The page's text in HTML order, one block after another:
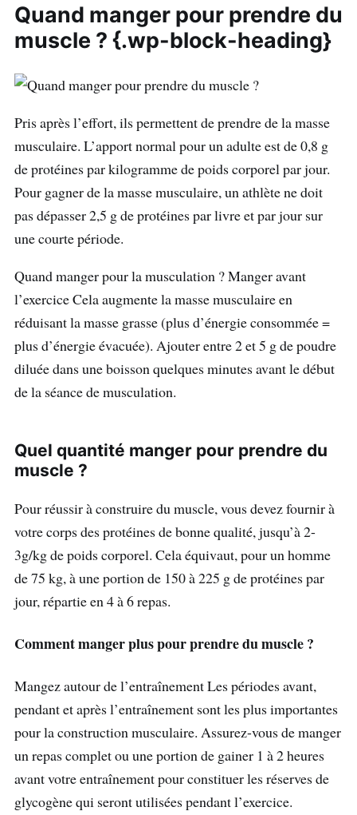
Quand manger pour prendre du
muscle ? {.wp-block-heading}
Pris après l’effort, ils permettent de prendre de la masse
musculaire. L’apport normal pour un adulte est de 0,8 g
de protéines par kilogramme de poids corporel par jour.
Pour gagner de la masse musculaire, un athlète ne doit
pas dépasser 2,5 g de protéines par livre et par jour sur
une courte période.
Quand manger pour la musculation ? Manger avant
l’exercice Cela augmente la masse musculaire en
réduisant la masse grasse (plus d’énergie consommée =
plus d’énergie évacuée). Ajouter entre 2 et 5 g de poudre
diluée dans une boisson quelques minutes avant le début
de la séance de musculation.
Quel quantité manger pour prendre du
muscle ?
Pour réussir à construire du muscle, vous devez fournir à
votre corps des protéines de bonne qualité, jusqu’à 2-
3g/kg de poids corporel. Cela équivaut, pour un homme
de 75 kg, à une portion de 150 à 225 g de protéines par
jour, répartie en 4 à 6 repas.
Comment manger plus pour prendre du muscle ?
Mangez autour de l’entraînement Les périodes avant,
pendant et après l’entraînement sont les plus importantes
pour la construction musculaire. Assurez-vous de manger
un repas complet ou une portion de gainer 1 à 2 heures
avant votre entraînement pour constituer les réserves de
glycogène qui seront utilisées pendant l’exercice.